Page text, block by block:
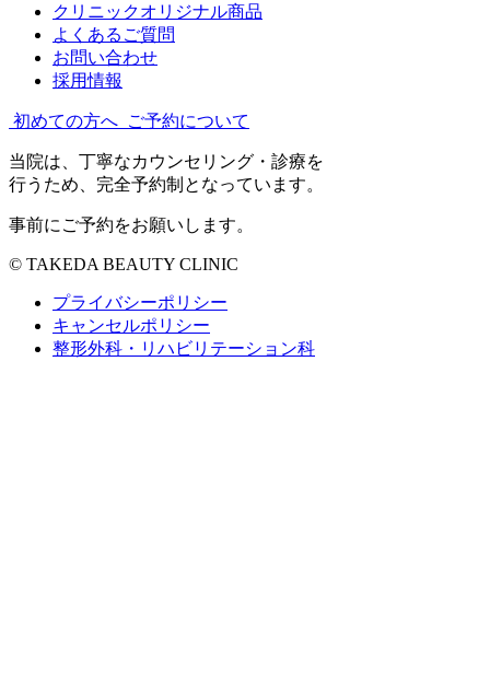
クリニックオリジナル商品
よくあるご質問
お問い合わせ
採用情報
初めての方へ ご予約について
当院は、丁寧なカウンセリング・診療を
行うため、完全予約制となっています。
事前にご予約をお願いします。
© TAKEDA BEAUTY CLINIC
プライバシーポリシー
キャンセルポリシー
整形外科・リハビリテーション科